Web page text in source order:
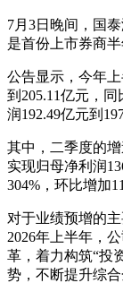
7月3日晚间，国
是首份上市券商半
公告显示，今年
到205.11亿元，同
润192.49亿元到
其中，二季度的
实现归母净利润
304%，环比增加
对于业绩预增的
2026年上半年，
革，着力构筑“投
势，不断提升综